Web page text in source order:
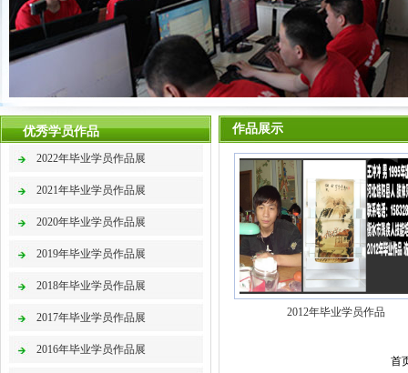
优秀学员作品
2022年毕业学员作品展
2021年毕业学员作品展
2020年毕业学员作品展
2019年毕业学员作品展
2018年毕业学员作品展
2017年毕业学员作品展
2016年毕业学员作品展
作品展示
2012年毕业学员作品
首